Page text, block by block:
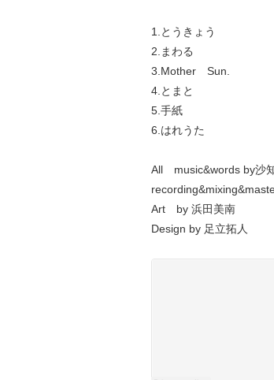
1.とうきょう
2.まわる
3.Mother Sun.
4.とまと
5.手紙
6.はれうた
All music&words by沙
Art by 浜田美南
Design by 足立拓人